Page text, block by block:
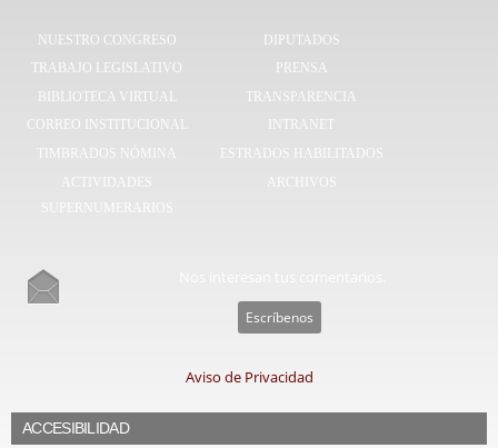
NUESTRO CONGRESO
DIPUTADOS
TRABAJO LEGISLATIVO
PRENSA
BIBLIOTECA VIRTUAL
TRANSPARENCIA
CORREO INSTITUCIONAL
INTRANET
TIMBRADOS NÓMINA
ESTRADOS HABILITADOS
ACTIVIDADES
SUPERNUMERARIOS
ARCHIVOS
Escríbenos
Aviso de Privacidad
ACCESIBILIDAD